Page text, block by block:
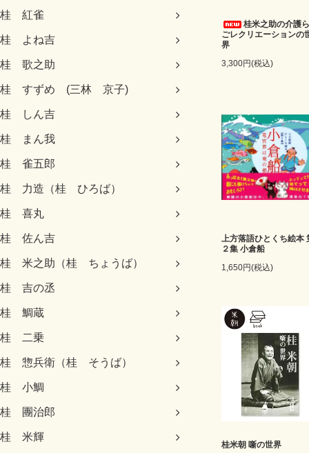
桂 紅雀
桂 よね吉
桂 歌之助
桂 すずめ (三林 京子)
桂 しん吉
桂 まん我
桂 雀五郎
桂 力造（桂 ひろば）
桂 喜丸
桂 佐ん吉
桂 米之助（桂 ちょうば）
桂 吉の丞
桂 鯛蔵
桂 二乗
桂 惣兵衛（桂 そうば）
桂 小鯛
桂 團治郎
桂 米輝
桂米之助の介護
ごレクリエーションの
界
3,300円(税込)
上方落語ひとくち絵本
２集 小倉船
1,650円(税込)
桂米朝 噺の世界